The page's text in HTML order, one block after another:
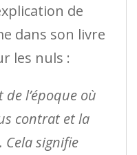
de
dans son livre
les nuls :
de l’époque où
contrat et la
signifie